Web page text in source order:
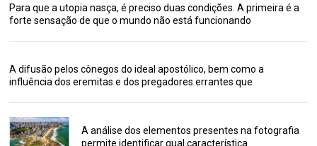
Para que a utopia nasça, é preciso duas condições. A primeira é a
forte sensação de que o mundo não está funcionando
A difusão pelos cônegos do ideal apostólico, bem como a
influência dos eremitas e dos pregadores errantes que
A análise dos elementos presentes na fotografia
permite identificar qual característica